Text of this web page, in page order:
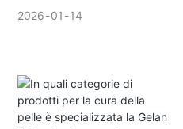
raggiungere oltre 5
Competenza?
Sviluppo professionale.
addetti alla Ricerca e
Sviluppo che, in media,
2026 01 14